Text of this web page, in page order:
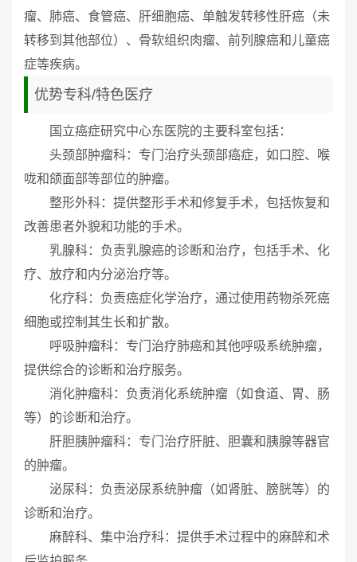
瘤、肺癌、食管癌、肝细胞癌、单触发转移性肝癌（未
转移到其他部位）、骨软组织肉瘤、前列腺癌和儿童癌
症等疾病。
优势专科/特色医疗
国立癌症研究中心东医院的主要科室包括：
头颈部肿瘤科：专门治疗头颈部癌症，如口腔、喉
咙和颌面部等部位的肿瘤。
整形外科：提供整形手术和修复手术，包括恢复和
改善患者外貌和功能的手术。
乳腺科：负责乳腺癌的诊断和治疗，包括手术、化
疗、放疗和内分泌治疗等。
化疗科：负责癌症化学治疗，通过使用药物杀死癌
细胞或控制其生长和扩散。
呼吸肿瘤科：专门治疗肺癌和其他呼吸系统肿瘤，
提供综合的诊断和治疗服务。
消化肿瘤科：负责消化系统肿瘤（如食道、胃、肠
等）的诊断和治疗。
肝胆胰肿瘤科：专门治疗肝脏、胆囊和胰腺等器官
的肿瘤。
泌尿科：负责泌尿系统肿瘤（如肾脏、膀胱等）的
诊断和治疗。
麻醉科、集中治疗科：提供手术过程中的麻醉和术